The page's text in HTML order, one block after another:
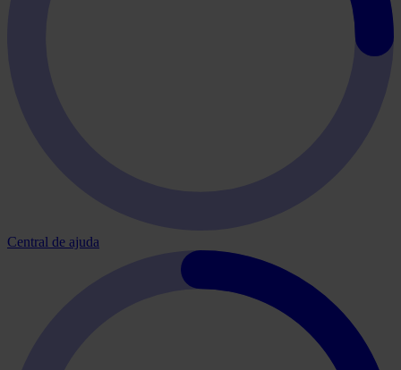
Central de ajuda